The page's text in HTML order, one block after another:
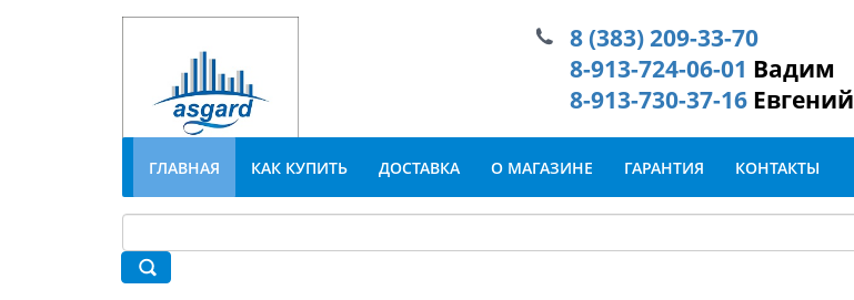
8 (383) 209-33-70
8-913-724-06-01 Вадим
8-913-730-37-16 Евгений
ГЛАВНАЯ КАК КУПИТЬ ДОСТАВКА О МАГАЗИНЕ ГАРАНТИЯ КОНТАКТЫ